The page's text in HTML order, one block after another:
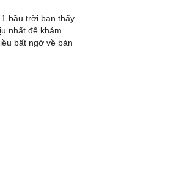
bầu trời bạn thấy
nhất để khám
bất ngờ về bản